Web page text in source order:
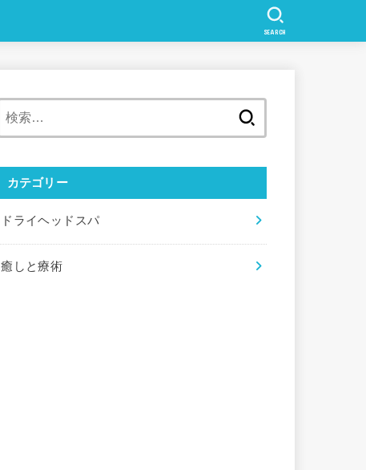
SEARCH
カテゴリー
ドライヘッドスパ
癒しと療術